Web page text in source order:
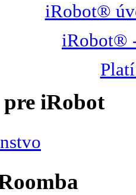
iRobot®
iRobot®
iRobot